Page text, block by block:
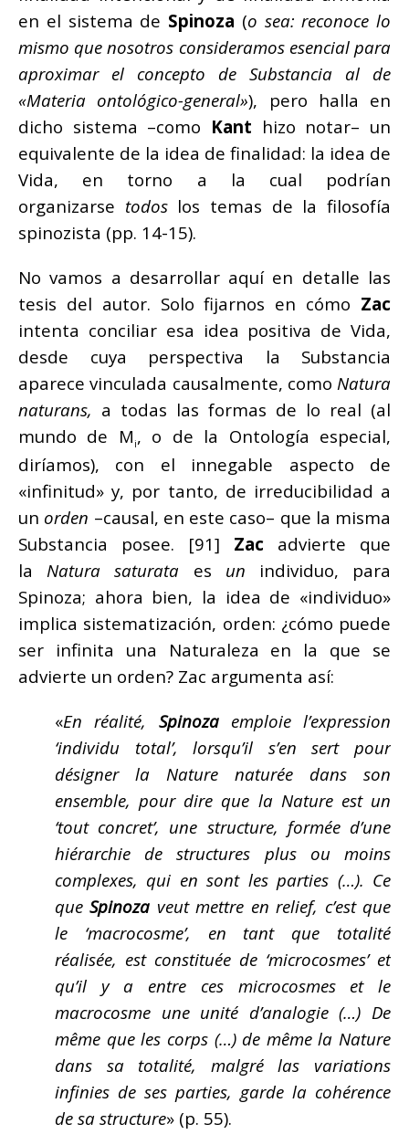
en el sistema de Spinoza (o sea: reconoce lo
mismo que nosotros consideramos esencial para
aproximar el concepto de Substancia al de
«Materia ontológico-general»), pero halla en
dicho sistema –como Kant hizo notar– un
equivalente de la idea de finalidad: la idea de
Vida, en torno a la cual podrían
organizarse todoslos temas de la filosofía
spinozista (pp. 14-15).
No vamos a desarrollar aquí en detalle las
tesis del autor. Solo fijarnos en cómo Zac
intenta conciliar esa idea positiva de Vida,
desde cuya perspectiva la Substancia
aparece vinculada causalmente, como Natura
naturans, a todas las formas de lo real (al
mundo de M i, o de la Ontología especial,
diríamos), con el innegable aspecto de
«infinitud» y, por tanto, de irreducibilidad a
un orden –causal, en este caso– que la misma
Substancia posee. [91] Zac advierte que
la Natura saturata es un individuo, para
Spinoza; ahora bien, la idea de «individuo»
implica sistematización, orden: ¿cómo puede
ser infinita una Naturaleza en la que se
advierte un orden? Zac argumenta así:
«En réalité, Spinozaemploie l’expression
‘individu total’, lorsqu’il s’en sert pour
désigner la Nature naturée dans son
ensemble, pour dire que la Nature est un
‘tout concret’, une structure, formée d’une
hiérarchie de structures plus ou moins
complexes, qui en sont les parties (…). Ce
queSpinoza veut mettre en relief, c’est que
le ‘macrocosme’, en tant que totalité
réalisée, est constituée de ‘microcosmes’ et
qu’il y a entre ces microcosmes et le
macrocosme une unité d’analogie (…) De
même que les corps (…) de même la Nature
dans sa totalité, malgré las variations
infinies de ses parties, garde la cohérence
de sa structure» (p. 55).